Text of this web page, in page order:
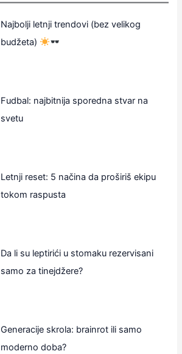
Najbolji letnji trendovi (bez velikog
budžeta)
Fudbal: najbitnija sporedna stvar na
svetu
Letnji reset: 5 načina da proširiš ekipu
tokom raspusta
Da li su leptirići u stomaku rezervisani
samo za tinejdžere?
Generacije skrola: brainrot ili samo
moderno doba?